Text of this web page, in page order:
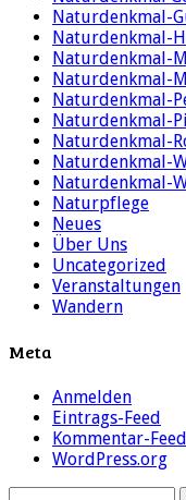
Naturdenkmal-
Naturdenkmal-
Naturdenkmal-
Naturdenkmal-
Naturdenkmal-
Naturdenkmal-
Naturdenkmal-
Naturdenkmal-
Naturdenkmal-
Naturpflege
Neues
Über Uns
Uncategorized
Veranstaltungen
Wandern
Meta
Anmelden
Eintrags-Feed
Kommentar-Feed
WordPress.org